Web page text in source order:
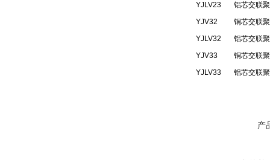
YJLV23
铝芯交联
YJV32
YJLV32
YJV33
YJLV33
铜芯交联
铝芯交联
铜芯交联
铝芯交联
产